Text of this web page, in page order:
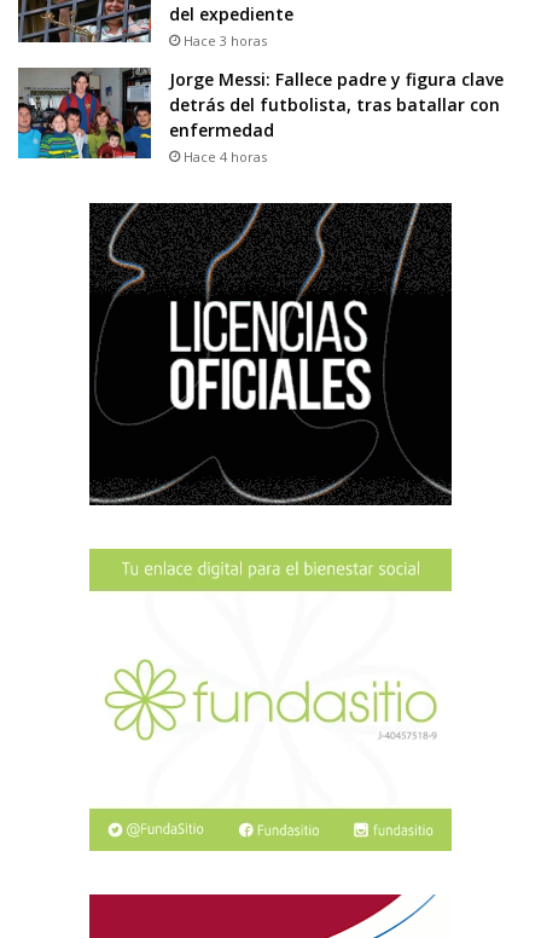
del expediente
Hace 3 horas
Jorge Messi: Fallece padre y figura clave
detrás del futbolista, tras batallar con
enfermedad
Hace 4 horas